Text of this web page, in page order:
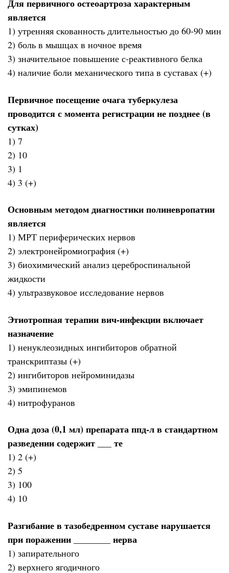
Для первичного остеоартроза характерным
является
1) утренняя скованность длительностью до 60-90 мин
2) боль в мышцах в ночное время
3) значительное повышение с-реактивного белка
4) наличие боли механического типа в суставах (+)
Первичное посещение очага туберкулеза
проводится с момента регистрации не позднее (в
сутках)
1) 7
2) 10
3) 1
4) 3 (+)
Основным методом диагностики полиневропатии
является
1) МРТ периферических нервов
2) электронейромиография (+)
3) биохимический анализ цереброспинальной
жидкости
4) ультразвуковое исследование нервов
Этиотропная терапии вич-инфекции включает
назначение
1) ненуклеозидных ингибиторов обратной
транскриптазы (+)
2) ингибиторов нейроминидазы
3) эмипинемов
4) нитрофуранов
Одна доза (0,1 мл) препарата ппд-л в стандартном
разведении содержит ___ те
1) 2 (+)
2) 5
3) 100
4) 10
Разгибание в тазобедренном суставе нарушается
при поражении ________ нерва
1) запирательного
2) верхнего ягодичного